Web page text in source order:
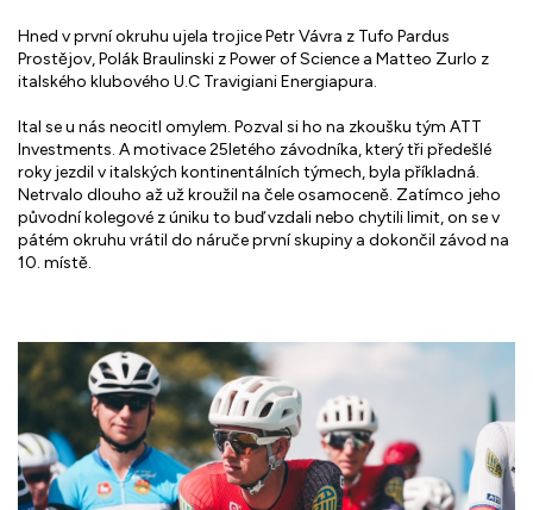
Hned v první okruhu ujela trojice Petr Vávra z Tufo Pardus
Prostějov, Polák Braulinski z Power of Science a Matteo Zurlo z
italského klubového U.C Travigiani Energiapura.
Ital se u nás neocitl omylem. Pozval si ho na zkoušku tým ATT
Investments. A motivace 25letého závodníka, který tři předešlé
roky jezdil v italských kontinentálních týmech, byla příkladná.
Netrvalo dlouho až už kroužil na čele osamoceně. Zatímco jeho
původní kolegové z úniku to buď vzdali nebo chytili limit, on se v
pátém okruhu vrátil do náruče první skupiny a dokončil závod na
10. místě.